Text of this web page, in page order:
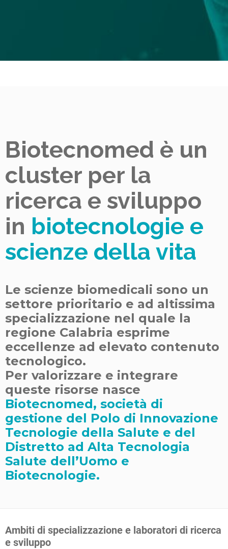
Biotecnomed è un
cluster per la
ricerca e sviluppo
in biotecnologie e
scienze della vita
Le scienze biomedicali sono un
settore prioritario e ad altissima
specializzazione nel quale la
regione Calabria esprime
eccellenze ad elevato contenuto
tecnologico.
Per valorizzare e integrare
queste risorse nasce
Biotecnomed, società di
gestione del Polo di Innovazione
Tecnologie della Salute e del
Distretto ad Alta Tecnologia
Salute dell’Uomo e
Biotecnologie.
Ambiti di specializzazione e laboratori di ricerca
e sviluppo